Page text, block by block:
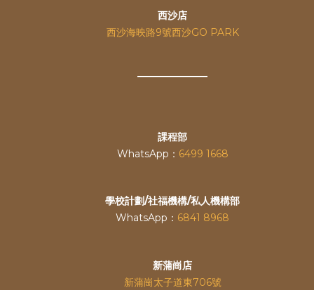
西沙店
西沙海映路9號西沙GO PARK
課程部
WhatsApp： 6499 1668
學校計劃/社福機構/私人機構部
WhatsApp： 6841 8968
新蒲崗店
新蒲崗太子道東706號